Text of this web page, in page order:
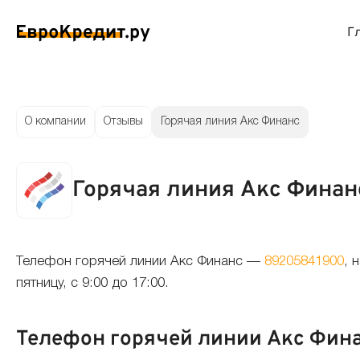
на карту
без отказа
займы
до зарплаты
Займы без проверок
Мгновенные займы
Круглосуточные займы
Виртуальные
Кредитные карты
Кредитные карты с
О компании Отзывы Горячая линия Акс Финанс
Горячая линия Акс
Телефон горячей линии Акс Финанс — 89205841900,
пятницу, с 9:00 до 17:00.
Телефон горячей линии Акс